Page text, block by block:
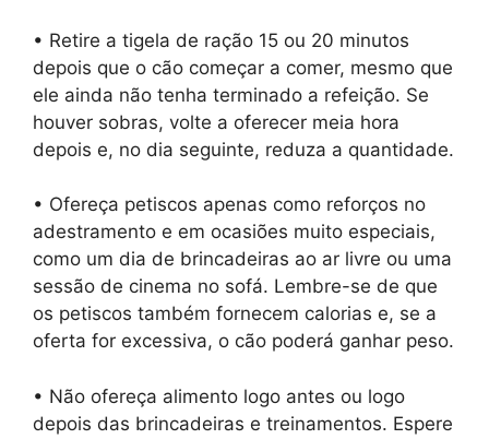
• Retire a tigela de ração 15 ou 20 minutos
depois que o cão começar a comer, mesmo que
ele ainda não tenha terminado a refeição. Se
houver sobras, volte a oferecer meia hora
depois e, no dia seguinte, reduza a quantidade.
• Ofereça petiscos apenas como reforços no
adestramento e em ocasiões muito especiais,
como um dia de brincadeiras ao ar livre ou uma
sessão de cinema no sofá. Lembre-se de que
os petiscos também fornecem calorias e, se a
oferta for excessiva, o cão poderá ganhar peso.
• Não ofereça alimento logo antes ou logo
depois das brincadeiras e treinamentos. Espere